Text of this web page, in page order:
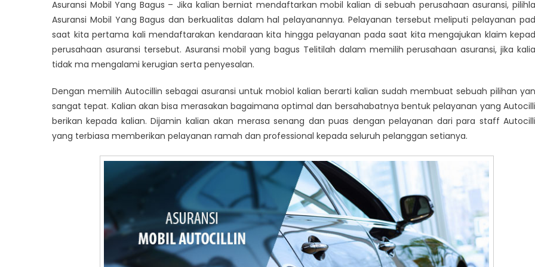
Mobil
Yang
Asuransi Mobil Yang Bagus – Jika kalian berniat mendaftarkan mobil kalian di sebuah perusahaan asuransi,
Asuransi Mobil Yang Bagus dan berkualitas dalam hal pelayanannya. Pelayanan tersebut meliputi pelayanan
saat kita pertama kali mendaftarakan kendaraan kita hingga pelayanan pada saat kita mengajukan klaim
perusahaan asuransi tersebut. Asuransi mobil yang bagus Telitilah dalam memilih perusahaan asuransi, jika
tidak ma mengalami kerugian serta penyesalan.
Dengan memilih Autocillin sebagai asuransi untuk mobiol kalian berarti kalian sudah membuat sebuah pilihan
sangat tepat. Kalian akan bisa merasakan bagaimana optimal dan bersahabatnya bentuk pelayanan yang
berikan kepada kalian.Dijamin kalian akan merasa senang dan puas dengan pelayanan dari para staff
yang terbiasa memberikan pelayanan ramah dan professional kepada seluruh pelanggan setianya.